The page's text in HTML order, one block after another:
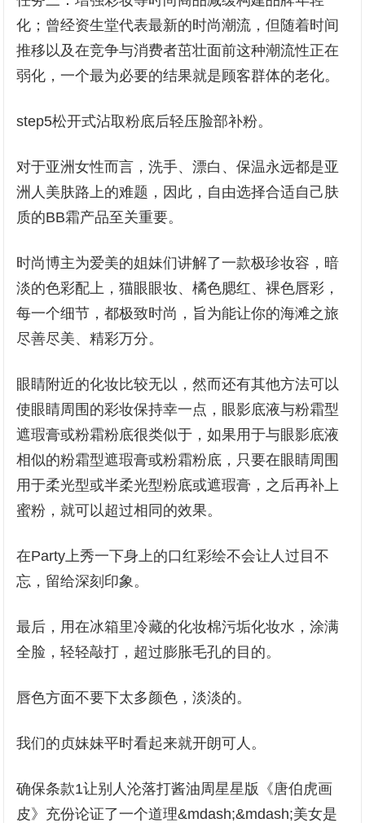
化；曾经资生堂代表最新的时尚潮流，但随着时间
推移以及在竞争与消费者茁壮面前这种潮流性正在
弱化，一个最为必要的结果就是顾客群体的老化。
step5松开式沾取粉底后轻压脸部补粉。
对于亚洲女性而言，洗手、漂白、保温永远都是亚
洲人美肤路上的难题，因此，自由选择合适自己肤
质的BB霜产品至关重要。
时尚博主为爱美的姐妹们讲解了一款极珍妆容，暗
淡的色彩配上，猫眼眼妆、橘色腮红、裸色唇彩，
每一个细节，都极致时尚，旨为能让你的海滩之旅
尽善尽美、精彩万分。
眼睛附近的化妆比较无以，然而还有其他方法可以
使眼睛周围的彩妆保持幸一点，眼影底液与粉霜型
遮瑕膏或粉霜粉底很类似于，如果用于与眼影底液
相似的粉霜型遮瑕膏或粉霜粉底，只要在眼睛周围
用于柔光型或半柔光型粉底或遮瑕膏，之后再补上
蜜粉，就可以超过相同的效果。
在Party上秀一下身上的口红彩绘不会让人过目不
忘，留给深刻印象。
最后，用在冰箱里冷藏的化妆棉污垢化妆水，涂满
全脸，轻轻敲打，超过膨胀毛孔的目的。
唇色方面不要下太多颜色，淡淡的。
我们的贞妹妹平时看起来就开朗可人。
确保条款1让别人沦落打酱油周星星版《唐伯虎画
皮》充份论证了一个道理&mdash;&mdash;美女是